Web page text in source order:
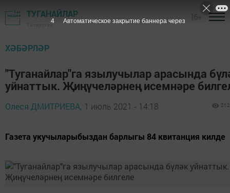
ТУГАНАЙЛАР
ХӘБӘРЛӘР
"Туганайлар"га язылучылар арасында
уйнаттык. Җиңүчеләрнең исемнәре
Олеся ДМИТРИЕВА, 1 июль 2021 - 14:18
Газета укучыларыбыздан барлыгы 84 квитанция килде
3 Автоматическое закрытие баннера через